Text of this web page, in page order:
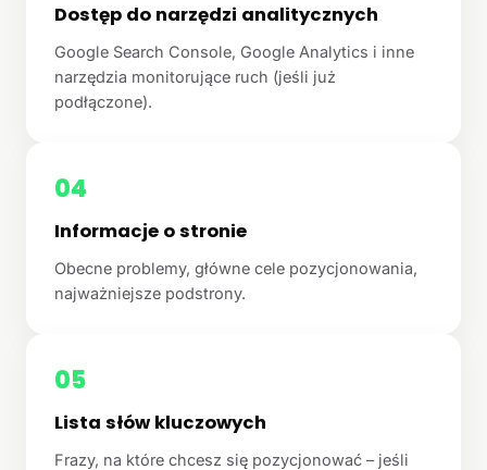
Dostęp do narzędzi analitycznych
Google Search Console, Google Analytics i inne
narzędzia monitorujące ruch (jeśli już
podłączone).
04
Informacje o stronie
Obecne problemy, główne cele pozycjonowania,
najważniejsze podstrony.
05
Lista słów kluczowych
Frazy, na które chcesz się pozycjonować – jeśli